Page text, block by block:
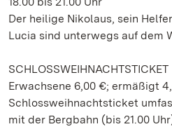
Der heilige Nikolaus, sein
Lucia sind unterwegs auf dem
SCHLOSSWEIHNACHTSTICKET
Erwachsene 6,00 €; ermäßigt
Schlossweihnachtsticket
mit der Bergbahn (bis 21.00